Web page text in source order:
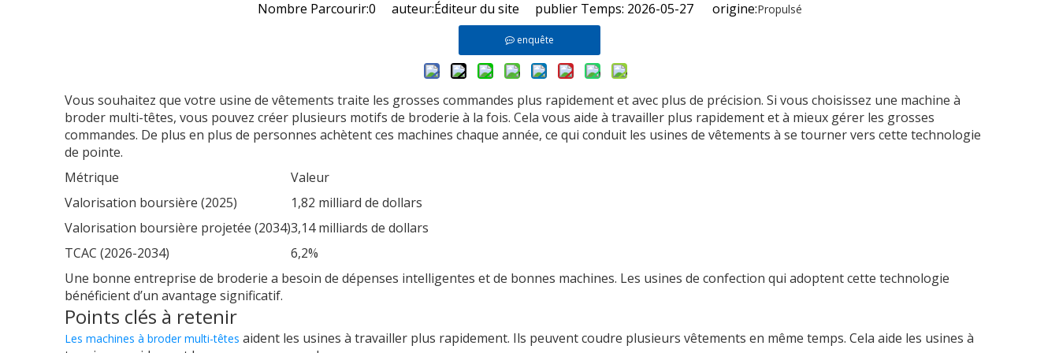
Nombre Parcourir:0 auteur:Éditeur du site publier Temps: 2026-05-27 origine:Propulsé
enquête
Vous souhaitez que votre usine de vêtements traite les grosses commandes plus rapidement et avec plus de précision. Si vous choisissez une machine à
broder multi-têtes, vous pouvez créer plusieurs motifs de broderie à la fois. Cela vous aide à travailler plus rapidement et à mieux gérer les grosses
commandes. De plus en plus de personnes achètent ces machines chaque année, ce qui conduit les usines de vêtements à se tourner vers cette technologie
de pointe.
Métrique
Valeur
Valorisation boursière (2025)
1,82 milliard de dollars
Valorisation boursière projetée (2034)3,14 milliards de dollars
TCAC (2026-2034)
6,2%
Une bonne entreprise de broderie a besoin de dépenses intelligentes et de bonnes machines. Les usines de confection qui adoptent cette technologie
bénéficient d’un avantage significatif.
Points clés à retenir
Les machines à broder multi-têtes aident les usines à travailler plus rapidement. Ils peuvent coudre plusieurs vêtements en même temps. Cela aide les usines à